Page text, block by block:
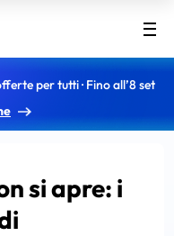
per tutti · Fino all’8 set
si apre: i